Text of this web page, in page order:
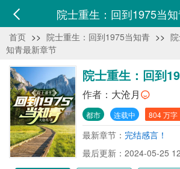
院士重生：回到1975当
首页 >> 院士重生：回到1975当知青 >>
知青最新章节
院士重生：回到
作者： 大沧月
都市 连载中 804 万字
最新章节： 完结感言！
最后更新：2024-05-25